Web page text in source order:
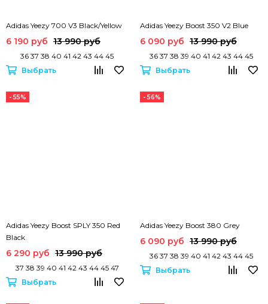
Adidas Yeezy 700 V3 Black/Yellow
6 190 руб 13 990 руб
36 37 38 40 41 42 43 44 45
Выбрать
Adidas Yeezy Boost 350 V2 Blue
6 090 руб 13 990 руб
36 37 38 39 40 41 42 43 44 45
Выбрать
- 55%
Adidas Yeezy Boost SPLY 350 Red
Black
6 290 руб 13 990 руб
37 38 39 40 41 42 43 44 45 47
Выбрать
- 56%
Adidas Yeezy Boost 380 Grey
6 090 руб 13 990 руб
36 37 38 39 40 41 42 43 44 45
Выбрать